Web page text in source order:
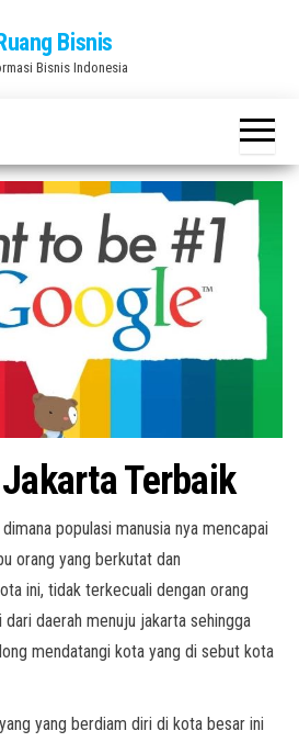
Bisnis
Bisnis Indonesia
Terbaik
populasi manusia nya mencapai
orang yang berkutat dan
ini, tidak terkecuali dengan orang
daerah menuju jakarta sehingga
mendatangi kota yang di sebut kota
yang berdiam diri di kota besar ini